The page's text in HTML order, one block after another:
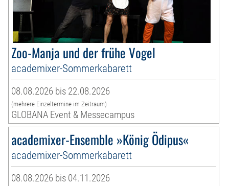
Zoo-Manja und der frühe Vogel
academixer-Sommerkabarett
08.08.2026 bis 22.08.2026
(mehrere Einzeltermine im Zeitraum)
GLOBANA Event & Messecampus
academixer-Ensemble »König Ödipus«
academixer-Sommerkabarett
08.08.2026 bis 04.11.2026